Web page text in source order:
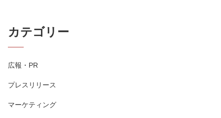
カテゴリー
広報・PR
プレスリリース
マーケティング